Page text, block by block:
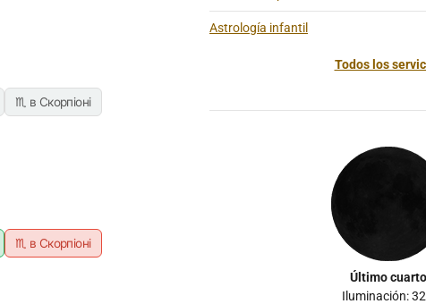
♏ в Скорпіоні
♏ в Скорпіоні
Astrología infantil
Todos los
Último cuarto
Iluminación: